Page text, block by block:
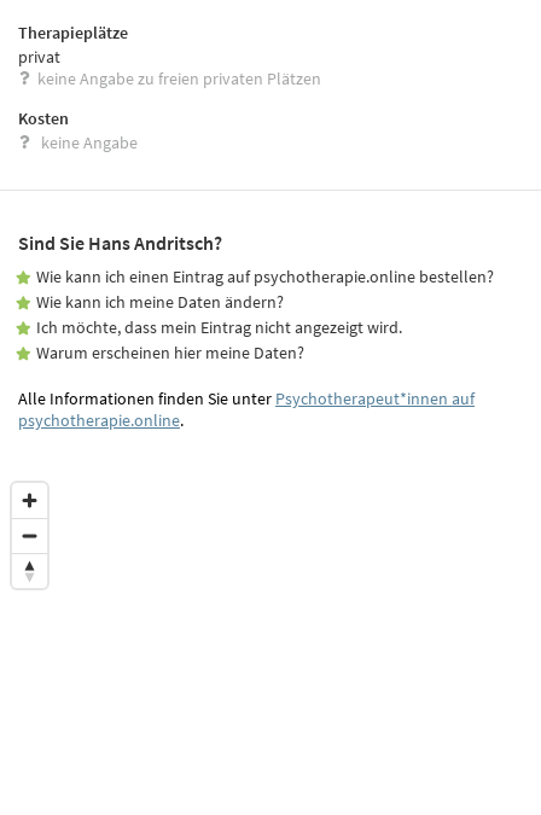
Therapieplätze
privat
keine Angabe zu freien privaten Plätzen
Kosten
keine Angabe
Sind Sie Hans Andritsch?
Wie kann ich einen Eintrag auf psychotherapie.online bestellen?
Wie kann ich meine Daten ändern?
Ich möchte, dass mein Eintrag nicht angezeigt wird.
Warum erscheinen hier meine Daten?
Alle Informationen finden Sie unter Psychotherapeut*innen auf
psychotherapie.online.